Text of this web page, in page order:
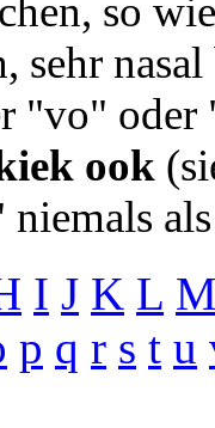
so
sehr
"vo"
ook
I J K L
p q r s t u